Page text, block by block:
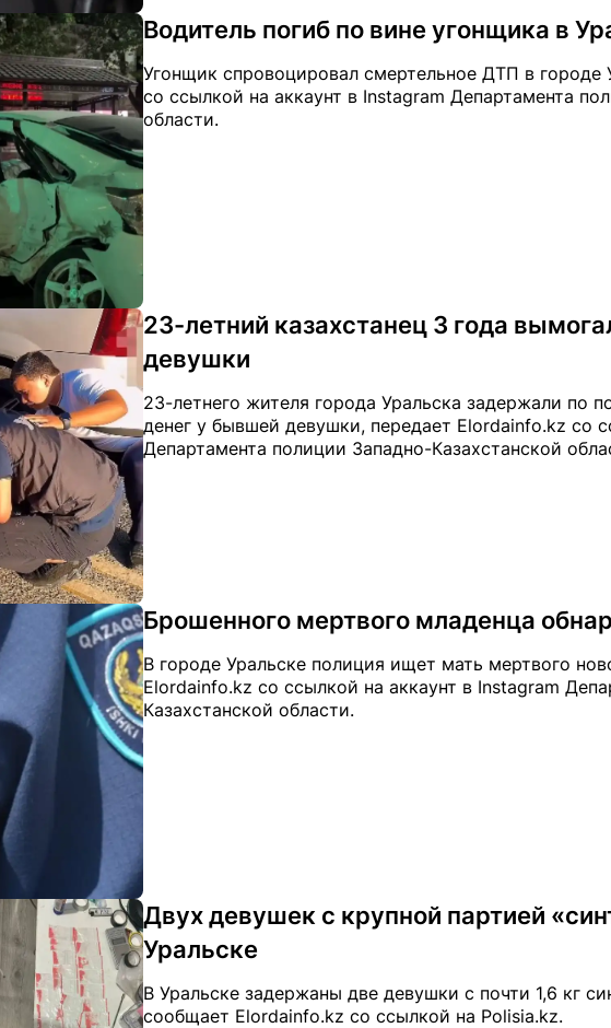
Водитель погиб по вине угонщика в
Угонщик спровоцировал смертельное ДТП в городе
со ссылкой на аккаунт в Instagram Департамента
области.
23-летний казахстанец 3 года
девушки
23-летнего жителя города Уральска задержали по
денег у бывшей девушки, передает Elordainfo.kz со
Департамента полиции Западно-Казахстанской
Брошенного мертвого младенца
В городе Уральске полиция ищет мать мертвого
Elordainfo.kz со ссылкой на аккаунт в Instagram
Казахстанской области.
Двух девушек с крупной партией
Уральске
В Уральске задержаны две девушки с почти 1,6 кг
сообщает Elordainfo.kz со ссылкой на Polisia.kz.